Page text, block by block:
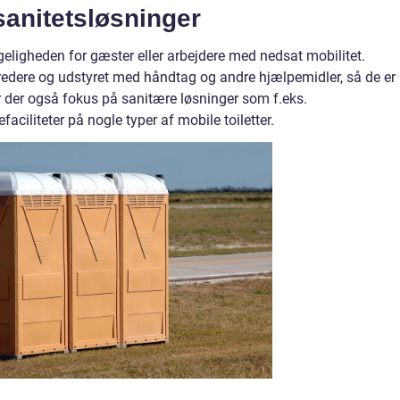
for gæster eller arbejdere med nedsat mobilitet.
og udstyret med håndtag og andre hjælpemidler, så de er
der også fokus på sanitære løsninger som f.eks.
på nogle typer af mobile toiletter.